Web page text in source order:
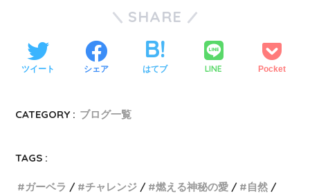
SHARE
ツイート シェア はてブ LINE Pocket
CATEGORY : ブログ一覧
TAGS :
ガーベラ チャレンジ 燃える神秘の愛
自然